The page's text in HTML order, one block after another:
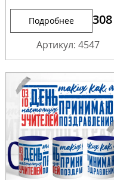
Подробнее 308
Артикул: 4547